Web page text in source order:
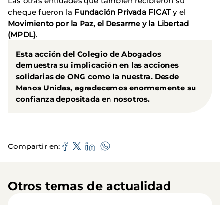
cheque fueron la Fundación Privada FICATy el
Movimiento por la Paz, el Desarme y la Libertad
(MPDL).
Esta acción del Colegio de Abogados
demuestra su implicación en las acciones
solidarias de ONG como la nuestra. Desde
Manos Unidas, agradecemos enormemente su
confianza depositada en nosotros.
Compartir en
Otros temas de actualidad